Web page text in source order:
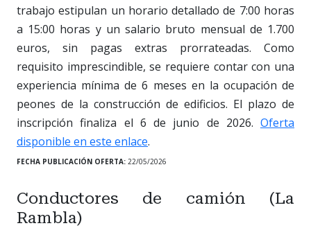
trabajo estipulan un horario detallado de 7:00 horas
a 15:00 horas y un salario bruto mensual de 1.700
euros, sin pagas extras prorrateadas. Como
requisito imprescindible, se requiere contar con una
experiencia mínima de 6 meses en la ocupación de
peones de la construcción de edificios. El plazo de
inscripción finaliza el 6 de junio de 2026. Oferta
disponible en este enlace.
FECHA PUBLICACIÓN OFERTA: 22/05/2026
Conductores de camión (La
Rambla)